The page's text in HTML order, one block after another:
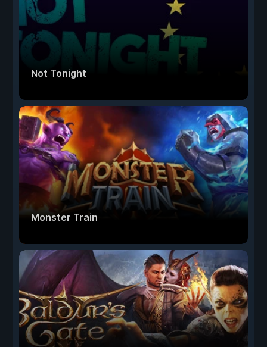
Not Tonight
Monster Train